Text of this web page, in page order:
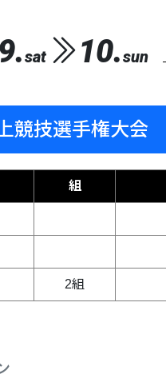
sat 10.sun
競技選手権大会
組
2組